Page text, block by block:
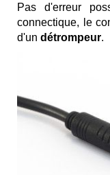
Pas d'erreur
connectique, le
d'un détrompeur.